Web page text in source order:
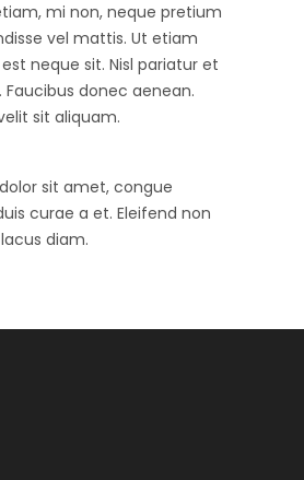
mi non, neque pretium
vel mattis. Ut etiam
neque sit. Nisl pariatur et
donec aenean.
sit aliquam.
sit amet, congue
curae a et. Eleifend non
diam.